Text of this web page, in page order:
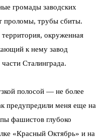
громады заводских
проломы, трубы сбиты.
окруженная
к нему завод
Сталинграда.
полосой — не более
предупредили меня еще на
фашистов глубоко
«Красный Октябрь» и на